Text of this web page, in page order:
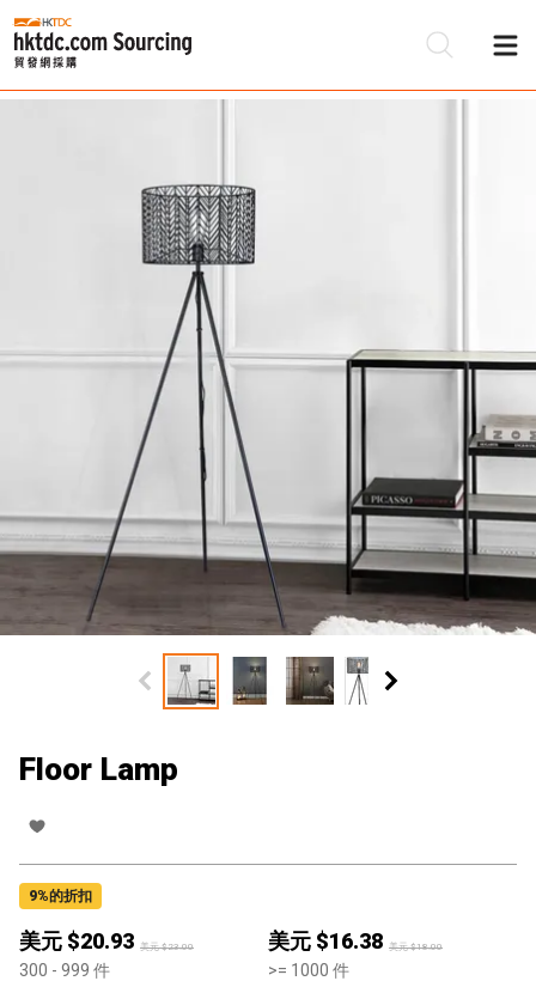
Floor Lamp
9%的折扣
美元 $20.93 美元 $23.00
300 - 999 件
美元 $16.38 美元 $18.00
>= 1000 件